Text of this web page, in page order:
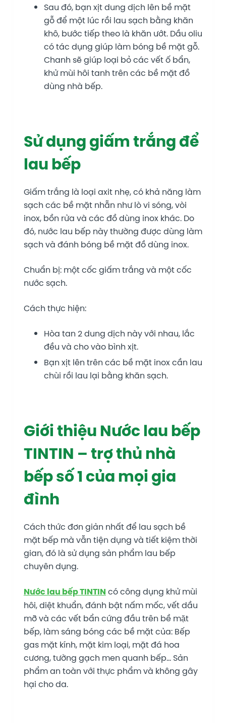
Sau đó, bạn xịt dung dịch lên bề mặt
gỗ để một lúc rồi lau sạch bằng khăn
khô, bước tiếp theo là khăn ướt. Dầu oliu
có tác dụng giúp làm bóng bề mặt gỗ.
Chanh sẽ giúp loại bỏ các vết ố bẩn,
khử mùi hôi tanh trên các bề mặt đồ
dùng nhà bếp.
Sử dụng giấm trắng để
lau bếp
Giấm trắng là loại axit nhẹ, có khả năng làm
sạch các bề mặt nhẵn như lò vi sóng, vòi
inox, bồn rửa và các đồ dùng inox khác. Do
đó, nước lau bếp này thường được dùng làm
sạch và đánh bóng bề mặt đồ dùng inox.
Chuẩn bị: một cốc giấm trắng và một cốc
nước sạch.
Cách thực hiện:
Hòa tan 2 dung dịch này với nhau, lắc
đều và cho vào bình xịt.
Bạn xịt lên trên các bề mặt inox cần lau
chùi rồi lau lại bằng khăn sạch.
Giới thiệu Nước lau bếp
TINTIN – trợ thủ nhà
bếp số 1 của mọi gia
đình
Cách thức đơn giản nhất để lau sạch bề
mặt bếp mà vẫn tiện dụng và tiết kiệm thời
gian, đó là sử dụng sản phẩm lau bếp
chuyên dụng.
Nước lau bếp TINTIN có công dụng khử mùi
hôi, diệt khuẩn, đánh bật nấm mốc, vết dầu
mỡ và các vết bẩn cứng đầu trên bề mặt
bếp, làm sáng bóng các bề mặt của: Bếp
gas mặt kính, mặt kim loại, mặt đá hoa
cương, tường gạch men quanh bếp… Sản
phẩm an toàn với thực phẩm và không gây
hại cho da.